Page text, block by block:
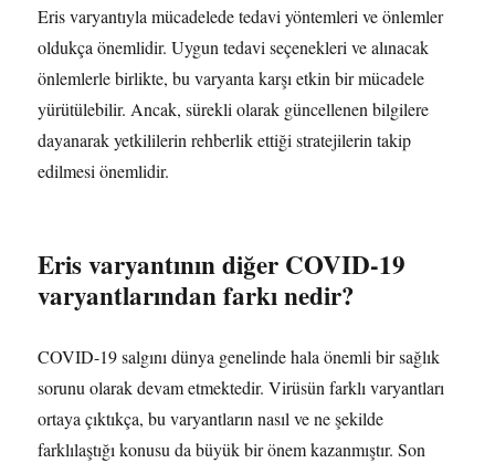
Eris varyantıyla mücadelede tedavi yöntemleri ve önlemler
oldukça önemlidir. Uygun tedavi seçenekleri ve alınacak
önlemlerle birlikte, bu varyanta karşı etkin bir mücadele
yürütülebilir. Ancak, sürekli olarak güncellenen bilgilere
dayanarak yetkililerin rehberlik ettiği stratejilerin takip
edilmesi önemlidir.
Eris varyantının diğer COVID-19
varyantlarından farkı nedir?
COVID-19 salgını dünya genelinde hala önemli bir sağlık
sorunu olarak devam etmektedir. Virüsün farklı varyantları
ortaya çıktıkça, bu varyantların nasıl ve ne şekilde
farklılaştığı konusu da büyük bir önem kazanmıştır. Son